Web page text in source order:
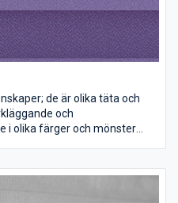
de är olika täta och
och
i olika färger och mönster